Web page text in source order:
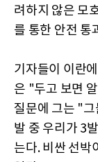
려하지 않은 모
를 통한 안전 통
기자들이 이란
은 "두고 보면
질문에 그는 "
발 중 우리가 3
는다. 비싼 선박